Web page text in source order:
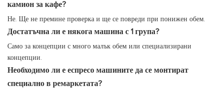
камион за кафе?
Не. Ще не премине проверка и ще се повреди при понижен обем.
Достатъчна ли е някога машина с 1 група?
Само за концепции с много малък обем или специализирани
концепции.
Необходимо ли е еспресо машините да се монтират
специално в ремаркетата?